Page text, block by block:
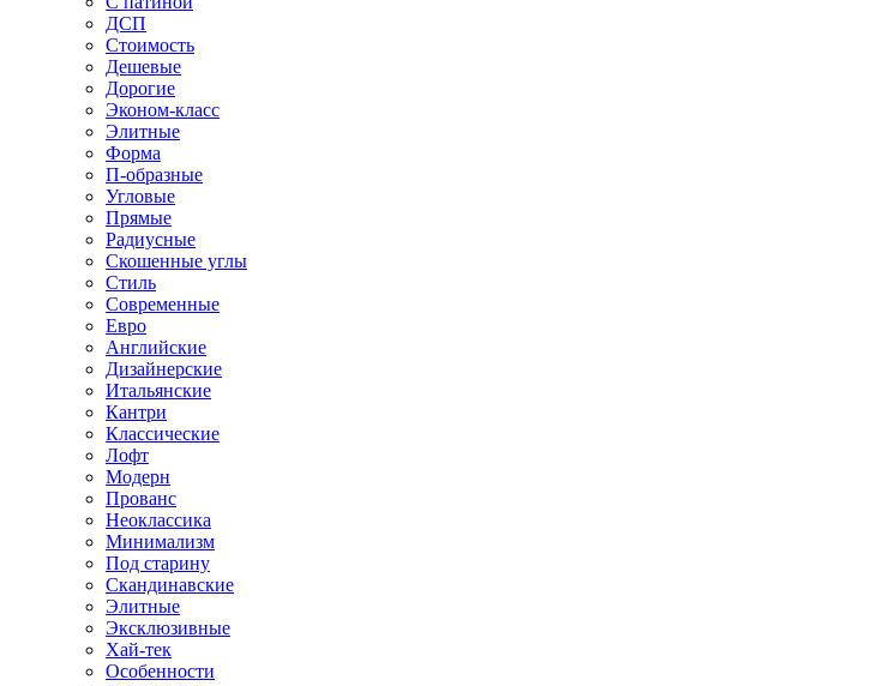
ДСП
Стоимость
Дешевые
Дорогие
Эконом-класс
Элитные
Форма
П-образные
Угловые
Прямые
Радиусные
Скошенные углы
Стиль
Современные
Евро
Английские
Дизайнерские
Итальянские
Кантри
Классические
Лофт
Модерн
Прованс
Неоклассика
Минимализм
Под старину
Скандинавские
Элитные
Эксклюзивные
Хай-тек
Особенности